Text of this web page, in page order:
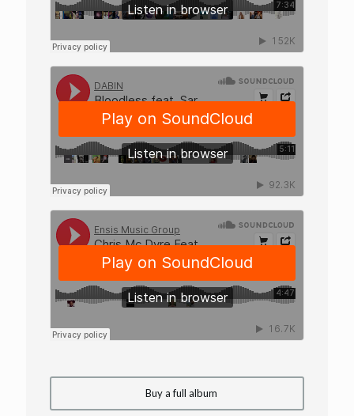
Buy a full album